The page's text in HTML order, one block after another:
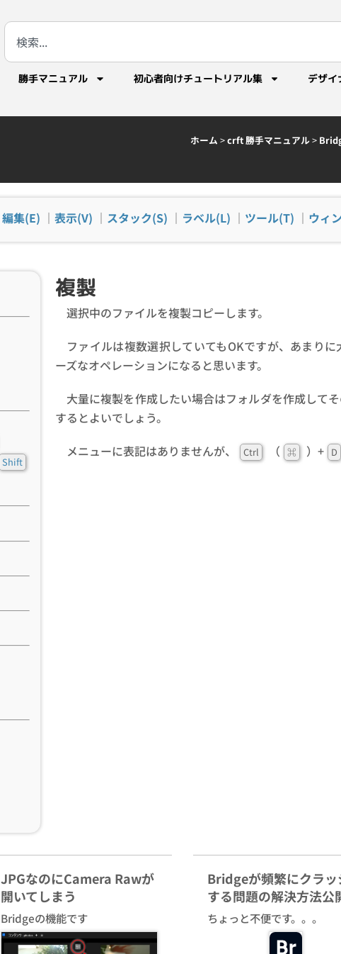
勝手マニュアル 初心者向けチュートリアル集 デザイ
ホーム >crft 勝手マニュアル>
編集(E) ｜ 表示(V) ｜ スタック(S) ｜ ラベル(L) ｜ ツール(T) ｜ ウィ
Shift
複製
選択中のファイルを複製コピーします。
ファイルは複数選択していてもOKですが、あまり
ーズなオペレーションになると思います。
大量に複製を作成したい場合はフォルダを作成して
するとよいでしょう。
メニューに表記はありませんが、
Ctrl （ ⌘ ）+ D
JPGなのにCamera Rawが
開いてしまう
Bridgeの機能です
Bridgeが頻繁にクラッ
する問題の解決方法公
ちょっと不便です。。。